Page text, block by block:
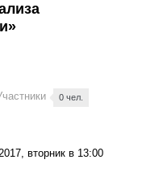
0 чел.
вторник в 13:00